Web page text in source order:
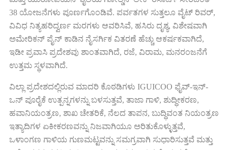
38 ಯೋಜನೆಗಳು ಪೂರ್ಣಗೊಂಡಿವೆ. ಪರ್ವತಗಳ ಸುತ್ತಲೂ ವೈಟ್ ರಿವರ್,
ವಿವಿಧ ನಿತ್ಯಹರಿದ್ವರ್ಣ ಮರಗಳು ಆವರಿಸಿವೆ, ಹಸಿರು ದೃಶ್ಯ, ವಿಶೇಷವಾಗಿ
ಅಮೇರಿಕನ್ ಪೈನ್ ಕಾಡಿನ ನೈಸರ್ಗಿಕ ವಿತರಣೆ ಹೆಚ್ಚು ಆಕರ್ಷಕವಾಗಿದೆ,
ಇಡೀ ಪ್ರವಾಸಿ ಪ್ರದೇಶವು ಶಾಂತವಾಗಿದೆ, ರಜೆ, ವಿರಾಮ, ಮನರಂಜನೆಗೆ
ಉತ್ತಮ ಸ್ಥಳವಾಗಿದೆ.
ವಿಲ್ಲಾ ಪ್ರದೇಶದಲ್ಲಿರುವ ಮಾದರಿ ಕೊಠಡಿಗಳು IGUICOO ಫೈವ್-ಇನ್-
ಒನ್ ಪೂರೈಕೆ ಉತ್ಪನ್ನಗಳನ್ನು ಬಳಸುತ್ತವೆ, ತಾಜಾ ಗಾಳಿ, ಶುದ್ಧೀಕರಣ,
ಹವಾನಿಯಂತ್ರಣ, ಶಾಖ ಚೇತರಿಕೆ, ನೆಲದ ತಾಪನ, ಬುದ್ಧಿವಂತ ನಿಯಂತ್ರಣ
ಇತ್ಯಾದಿಗಳ ಏಕೀಕರಣವನ್ನು ನಿಜವಾಗಿಯೂ ಅರಿತುಕೊಳ್ಳುತ್ತವೆ,
ಒಳಾಂಗಣ ಗಾಳಿಯ ಗುಣಮಟ್ಟವನ್ನು ಸಮಗ್ರವಾಗಿ ಸುಧಾರಿಸುತ್ತವೆ ಮತ್ತು